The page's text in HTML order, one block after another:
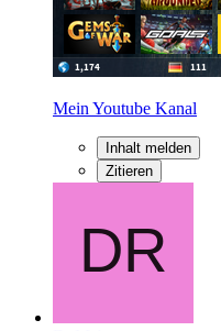
Mein Youtube Kanal
Inhalt melden
Zitieren